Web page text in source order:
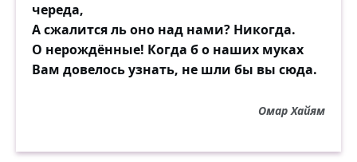
череда,
А сжалится ль оно над нами? Никогда.
О нерождённые! Когда б о наших муках
Вам довелось узнать, не шли бы вы сюда.
Омар Хайям